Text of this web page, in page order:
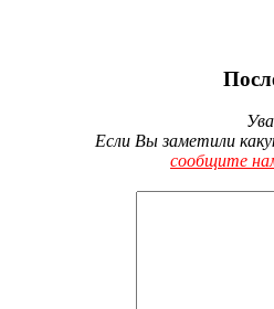
Если Вы заметили
сообщите